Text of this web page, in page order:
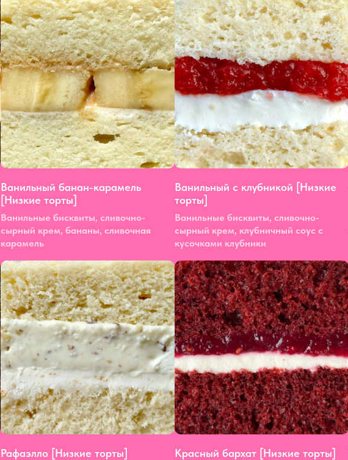
Ванильный банан-карамель
[Низкие торты]
Ванильные бисквиты, сливочно-
сырный крем, бананы, сливочная
карамель
Ванильный с клубникой [Низкие
торты]
Ванильные бисквиты, сливочно-
сырный крем, клубничный соус с
кусочками клубники
Рафаэлло [Низкие торты] Красный бархат [Низкие торты]